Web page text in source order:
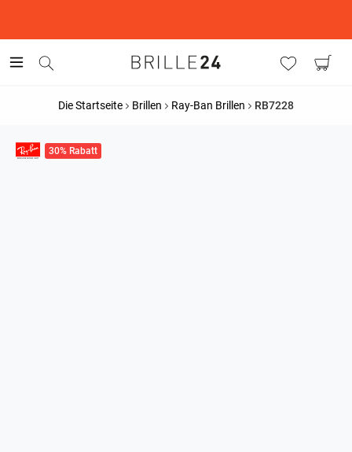
Die Startseite Brillen Ray-Ban Brillen RB7228
30% Rabatt